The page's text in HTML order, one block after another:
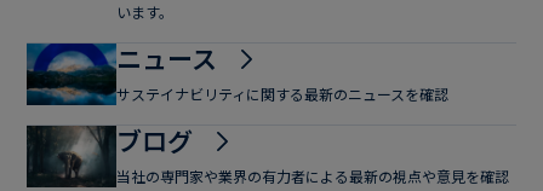
います。
ニュース
サステイナビリティに関する最新のニュースを確認
ブログ
当社の専門家や業界の有力者による最新の視点や意見を確認